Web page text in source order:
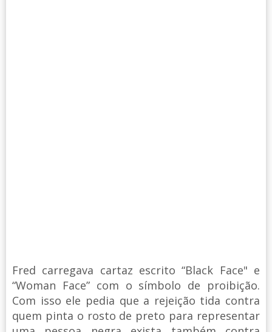
Fred carregava cartaz escrito “Black Face" e
“Woman Face” com o símbolo de proibição.
Com isso ele pedia que a rejeição tida contra
quem pinta o rosto de preto para representar